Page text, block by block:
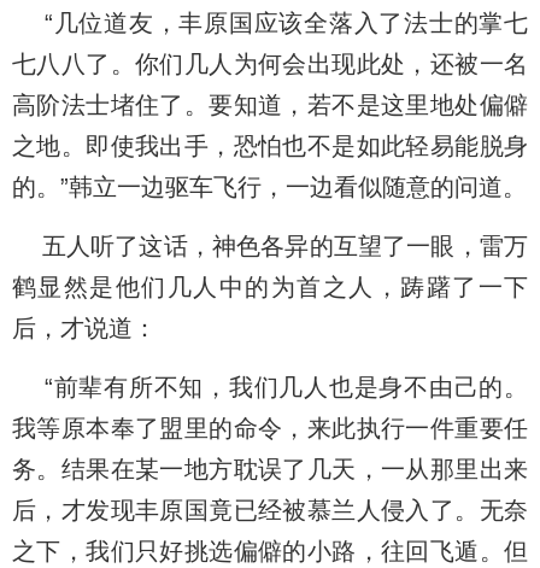
“几位道友，丰原国应该全落入了法士的掌七
七八八了。你们几人为何会出现此处，还被一名
高阶法士堵住了。要知道，若不是这里地处偏僻
之地。即使我出手，恐怕也不是如此轻易能脱身
的。”韩立一边驱车飞行，一边看似随意的问道。
五人听了这话，神色各异的互望了一眼，雷万
鹤显然是他们几人中的为首之人，踌躇了一下
后，才说道：
“前辈有所不知，我们几人也是身不由己的。
我等原本奉了盟里的命令，来此执行一件重要任
务。结果在某一地方耽误了几天，一从那里出来
后，才发现丰原国竟已经被慕兰人侵入了。无奈
之下，我们只好挑选偏僻的小路，往回飞遁。但